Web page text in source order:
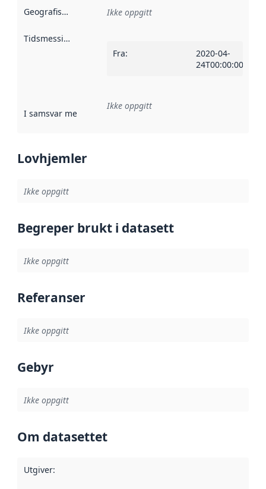
Geografisk avgrensning :
Ikke oppgitt
Tidsmessig avgrensning
Fra:
2020-04-
24T00:00:00Z
I samsvar med Referanse til en implementasjonsregel
Ikke oppgitt
Lovhjemler
Ikke oppgitt
Begreper brukt i datasett
Ikke oppgitt
Referanser
Ikke oppgitt
Gebyr
Ikke oppgitt
Om datasettet
Utgiver: